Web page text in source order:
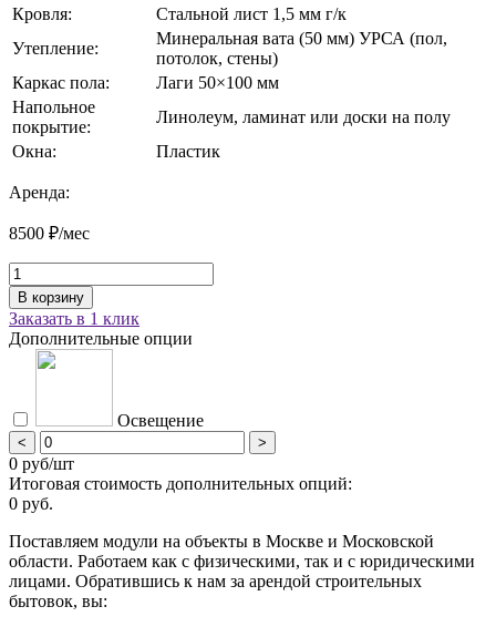
Кровля:
Стальной лист 1,5 мм г/к
Утепление:
Минеральная вата (50 мм) УРСА (пол,
потолок, стены)
Каркас пола:
Лаги 50×100 мм
Напольное
покрытие:
Линолеум, ламинат или доски на полу
Окна:
Пластик
Аренда:
8500 ₽/мес
Заказать в 1 клик
Дополнительные опции
Освещение
< >
0 руб/шт
Итоговая стоимость дополнительных опций:
0 руб.
Поставляем модули на объекты в Москве и Московской
области. Работаем как с физическими, так и с юридическими
лицами. Обратившись к нам за арендой строительных
бытовок, вы: